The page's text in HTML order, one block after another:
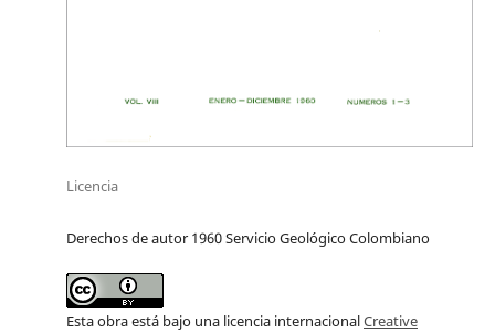
Licencia
Derechos de autor 1960 Servicio Geológico Colombiano
Esta obra está bajo una licencia internacionalCreative